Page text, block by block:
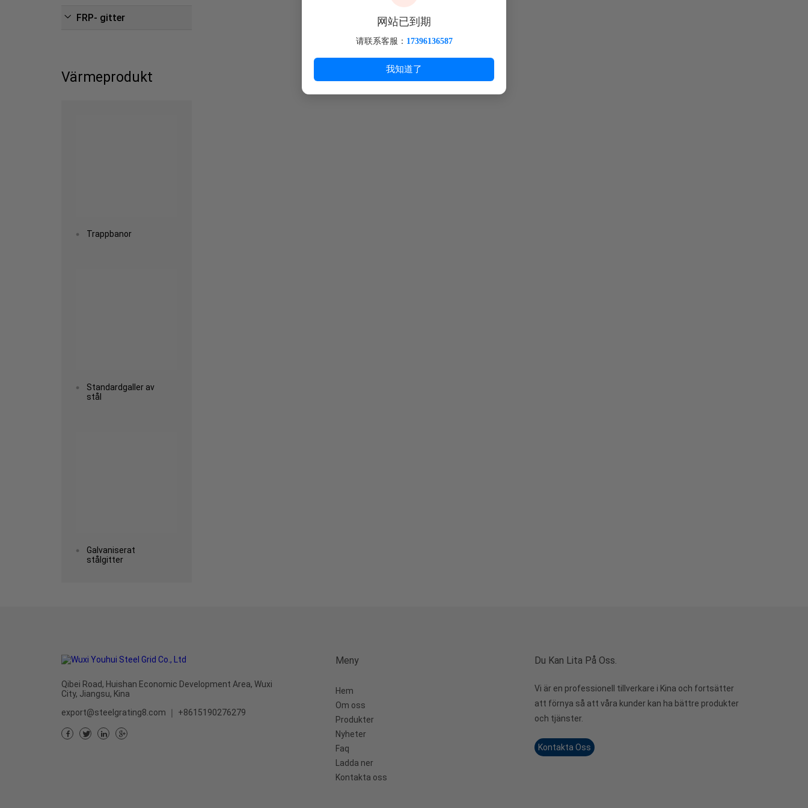
FRP- gitter
Värmeprodukt
Trappbanor
Standardgaller av
stål
Galvaniserat
stålgitter
Qibei Road, Huishan Economic Development Area, Wuxi
City, Jiangsu, Kina
export@steelgrating8.com
｜ +8615190276279
Meny
Hem
Om oss
Produkter
Nyheter
Faq
Ladda ner
Kontakta oss
Du Kan Lita På Oss.
Vi är en professionell tillverkare i Kina och fortsätter
att förnya så att våra kunder kan ha bättre produkter
och tjänster.
Kontakta Oss
网站已到期
请联系客服： 17396136587
我知道了